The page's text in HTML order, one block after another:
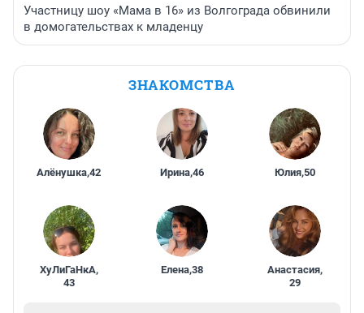
Участницу шоу «Мама в 16» из Волгограда обвинили
в домогательствах к младенцу
ЗНАКОМСТВА
Алёнушка,42 Ирина,46 Юлия,50
ХуЛиГаНкА,
43
Елена,38 Анастасия,
29